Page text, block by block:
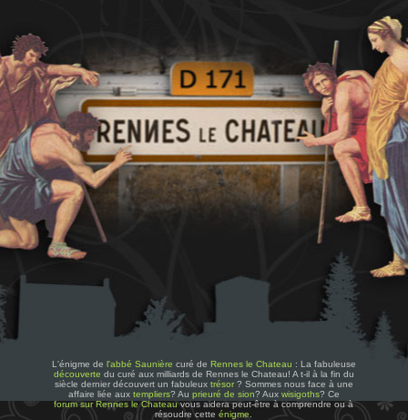
L'énigme de l'abbé Saunière curé de Rennes le Chateau : La fabuleuse
découverte du curé aux milliards de Rennes le Chateau! A t-il à la fin du
siècle dernier découvert un fabuleux trésor? Sommes nous face à une
affaire liée aux templiers? Au prieuré de sion? Aux wisigoths? Ce
forum sur Rennes le Chateauvous aidera peut-être à comprendre ou à
résoudre cetteénigme